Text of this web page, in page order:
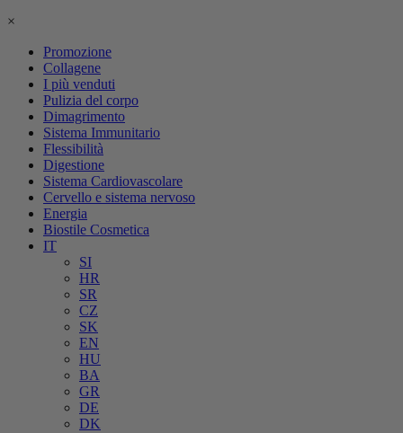
×
Promozione
Collagene
I più venduti
Pulizia del corpo
Dimagrimento
Sistema Immunitario
Flessibilità
Digestione
Sistema Cardiovascolare
Cervello e sistema nervoso
Energia
Biostile Cosmetica
IT
SI
HR
SR
CZ
SK
EN
HU
BA
GR
DE
DK